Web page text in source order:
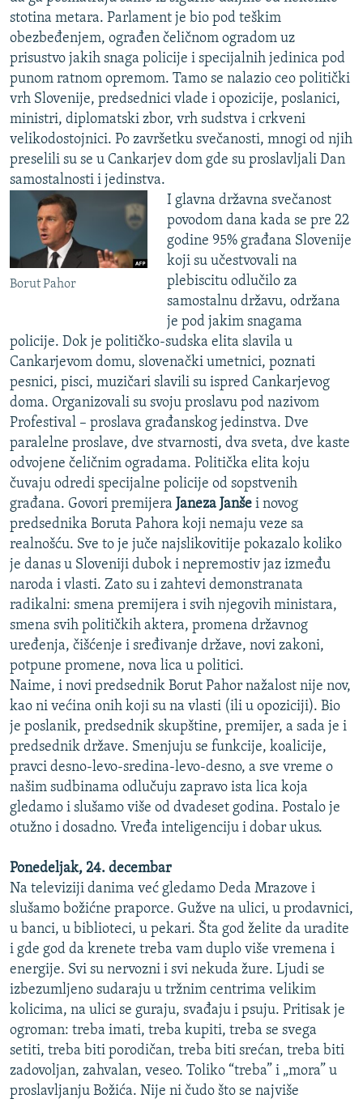
stotina metara. Parlament je bio pod teškim
obezbeđenjem, ograđen čeličnom ogradom uz
prisustvo jakih snaga policije i specijalnih jedinica pod
punom ratnom opremom. Tamo se nalazio ceo politički
vrh Slovenije, predsednici vlade i opozicije, poslanici,
ministri, diplomatski zbor, vrh sudstva i crkveni
velikodostojnici. Po završetku svečanosti, mnogi od njih
preselili su se u Cankarjev dom gde su proslavljali Dan
samostalnosti i jedinstva.
Borut Pahor
I glavna državna svečanost
povodom dana kada se pre 22
godine 95% građana Slovenije
koji su učestvovali na
plebiscitu odlučilo za
samostalnu državu, održana
je pod jakim snagama
policije. Dok je političko-sudska elita slavila u
Cankarjevom domu, slovenački umetnici, poznati
pesnici, pisci, muzičari slavili su ispred Cankarjevog
doma. Organizovali su svoju proslavu pod nazivom
Profestival – proslava građanskog jedinstva. Dve
paralelne proslave, dve stvarnosti, dva sveta, dve kaste
odvojene čeličnim ogradama. Politička elita koju
čuvaju odredi specijalne policije od sopstvenih
građana. Govori premijera Janeza Janše i novog
predsednika Boruta Pahora koji nemaju veze sa
realnošću. Sve to je juče najslikovitije pokazalo koliko
je danas u Sloveniji dubok i nepremostiv jaz između
naroda i vlasti. Zato su i zahtevi demonstranata
radikalni: smena premijera i svih njegovih ministara,
smena svih političkih aktera, promena državnog
uređenja, čišćenje i sređivanje države, novi zakoni,
potpune promene, nova lica u politici.
Naime, i novi predsednik Borut Pahor nažalost nije nov,
kao ni većina onih koji su na vlasti (ili u opoziciji). Bio
je poslanik, predsednik skupštine, premijer, a sada je i
predsednik države. Smenjuju se funkcije, koalicije,
pravci desno-levo-sredina-levo-desno, a sve vreme o
našim sudbinama odlučuju zapravo ista lica koja
gledamo i slušamo više od dvadeset godina. Postalo je
otužno i dosadno. Vređa inteligenciju i dobar ukus.
Ponedeljak, 24. decembar
Na televiziji danima već gledamo Deda Mrazove i
slušamo božićne praporce. Gužve na ulici, u prodavnici,
u banci, u biblioteci, u pekari. Šta god želite da uradite
i gde god da krenete treba vam duplo više vremena i
energije. Svi su nervozni i svi nekuda žure. Ljudi se
izbezumljeno sudaraju u tržnim centrima velikim
kolicima, na ulici se guraju, svađaju i psuju. Pritisak je
ogroman: treba imati, treba kupiti, treba se svega
setiti, treba biti porodičan, treba biti srećan, treba biti
zadovoljan, zahvalan, veseo. Toliko “treba” i „mora” u
proslavljanju Božića. Nije ni čudo što se najviše